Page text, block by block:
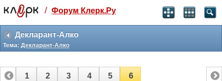
Святые угодники, Клерк без рекламы
прекрасен:)
месяц
3 месяца
/ Форум Клерк.Ру
Декларант-Алко
Тема: Декларант-Алко
1 2 3 4 5 6